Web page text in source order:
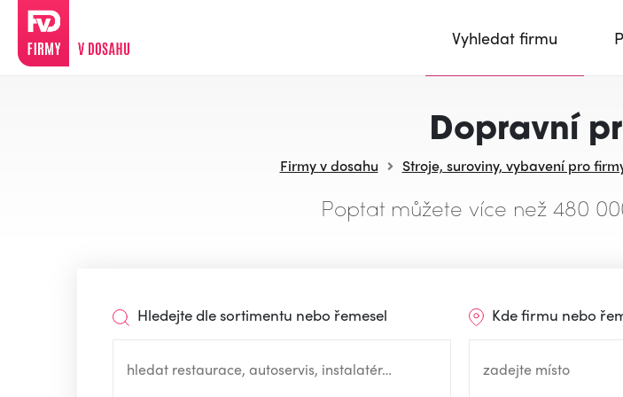
Vyhledat firmu
Dopravní
Firmy v dosahu Stroje, suroviny, vybavení pro
Poptat můžete více než 480
Hledejte dle sortimentu nebo řemesel Kde firmu nebo